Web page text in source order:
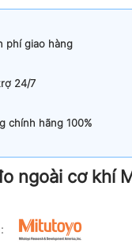
phí giao hàng
24/7
chính hãng 100%
ngoài cơ khí